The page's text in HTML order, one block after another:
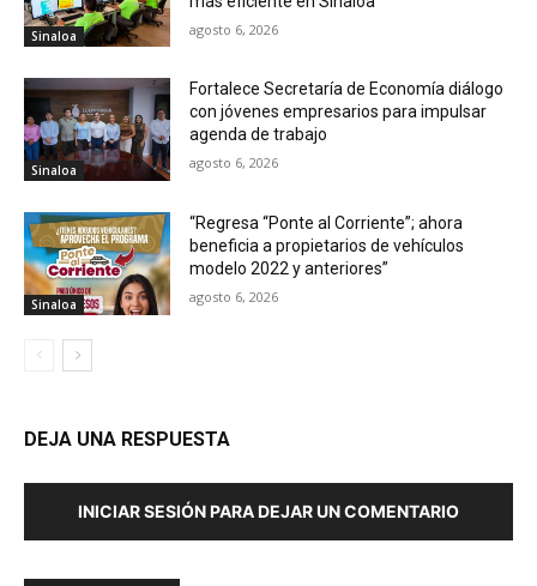
Sinaloa agosto 6, 2026
Sinaloa
Fortalece Secretaría de Economía diálogo
con jóvenes empresarios para impulsar
agenda de trabajo
agosto 6, 2026
Sinaloa
“Regresa “Ponte al Corriente”; ahora
beneficia a propietarios de vehículos
modelo 2022 y anteriores”
agosto 6, 2026
DEJA UNA RESPUESTA
INICIAR SESIÓN PARA DEJAR UN COMENTARIO